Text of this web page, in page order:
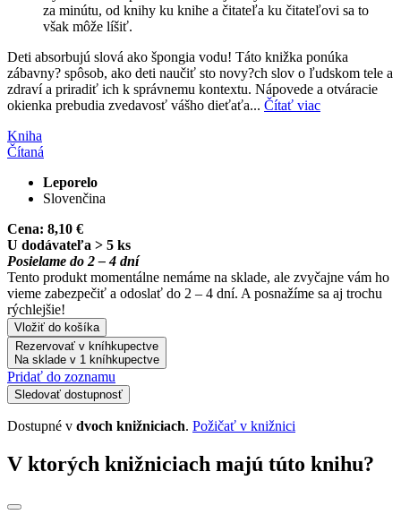
za minútu, od knihy ku knihe a čitateľa ku čitateľovi sa to
však môže líšiť.
Deti absorbujú slová ako špongia vodu! Táto knižka ponúka
zábavny? spôsob, ako deti naučiť sto novy?ch slov o ľudskom tele a
zdraví a priradiť ich k správnemu kontextu. Nápovede a otváracie
okienka prebudia zvedavosť vášho dieťaťa... Čítať viac
Kniha
Čítaná
Leporelo
Slovenčina
Cena: 8,10 €
U dodávateľa > 5 ks
Posielame do 2 – 4 dní
Tento produkt momentálne nemáme na sklade, ale zvyčajne vám ho
vieme zabezpečiť a odoslať do 2 – 4 dní. A posnažíme sa aj trochu
rýchlejšie!
Vložiť do košíka
Rezervovať v kníhkupectve
Na sklade v 1 kníhkupectve
Pridať do zoznamu
Sledovať dostupnosť
Dostupné v dvoch knižniciach. Požičať v knižnici
V ktorých knižniciach majú túto knihu?